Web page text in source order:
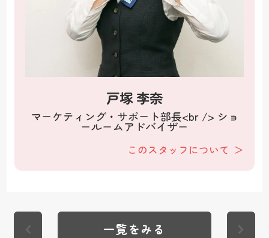
戸塚 李奈
マーケティング・サポート部長<br /> ショ
ールームアドバイザー
このスタッフについて
一覧をみる